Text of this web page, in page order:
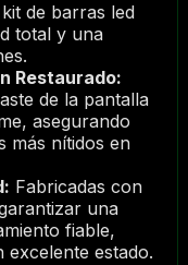
kit de barras led
total y una
Restaurado:
de la pantalla
asegurando
más nítidos en
Fabricadas con
una
fiable,
excelente estado.